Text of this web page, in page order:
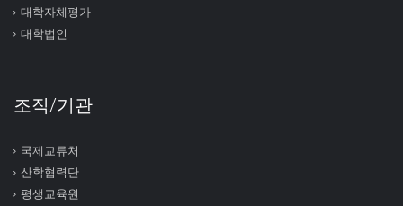
대학자체평가
대학법인
조직/기관
국제교류처
산학협력단
평생교육원